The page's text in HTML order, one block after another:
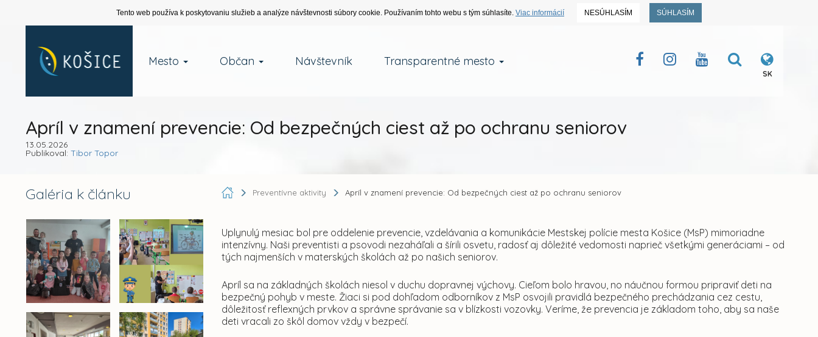
Tento web používa k poskytovaniu služieb a analýze návštevnosti súbory cookie. Používaním tohto webu s tým súhlasíte. Viac informácií NESÚHLASÍM SÚHLASÍM
Mesto Občan Návštevník Transparentné mesto
SK
Apríl v znamení prevencie: Od bezpečných ciest až po ochranu seniorov
13.05.2026
Publikoval: Tibor Topor
Galéria k článku Preventívne aktivity Apríl v znamení prevencie: Od bezpečných ciest až po ochranu seniorov
Uplynulý mesiac bol pre oddelenie prevencie, vzdelávania a komunikácie Mestskej polície mesta Košice (MsP) mimoriadne
intenzívny. Naši preventisti a psovodi nezaháľali a šírili osvetu, radosť aj dôležité vedomosti naprieč všetkými generáciami – od
tých najmenších v materských školách až po našich seniorov.
Apríl sa na základných školách niesol v duchu dopravnej výchovy. Cieľom bolo hravou, no náučnou formou pripraviť deti na
bezpečný pohyb v meste. Žiaci si pod dohľadom odborníkov z MsP osvojili pravidlá bezpečného prechádzania cez cestu,
dôležitosť reflexných prvkov a správne správanie sa v blízkosti vozovky. Veríme, že prevencia je základom toho, aby sa naše
deti vracali zo škôl domov vždy v bezpečí.